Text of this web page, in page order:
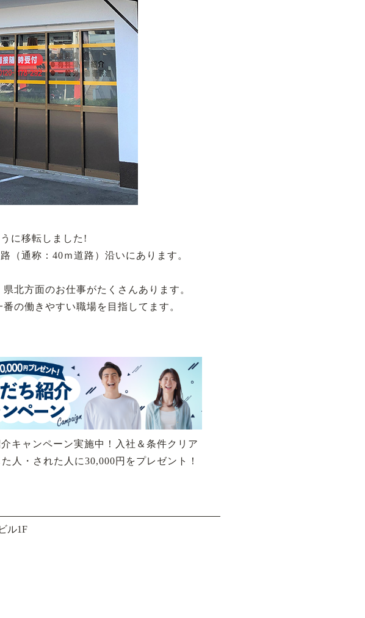
に移転しました!
（通称：40ｍ道路）沿いにあります。
北方面のお仕事がたくさんあります。
の働きやすい職場を目指してます。
キャンペーン実施中！入社＆条件クリア
人・された人に30,000円をプレゼント！
ル1F